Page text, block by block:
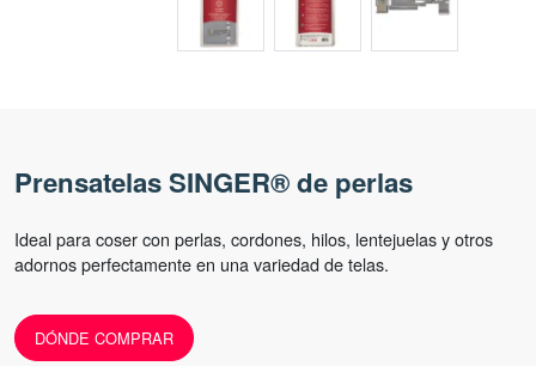
Prensatelas SINGER® de perlas
Ideal para coser con perlas, cordones, hilos, lentejuelas y otros
adornos perfectamente en una variedad de telas.
DÓNDE COMPRAR